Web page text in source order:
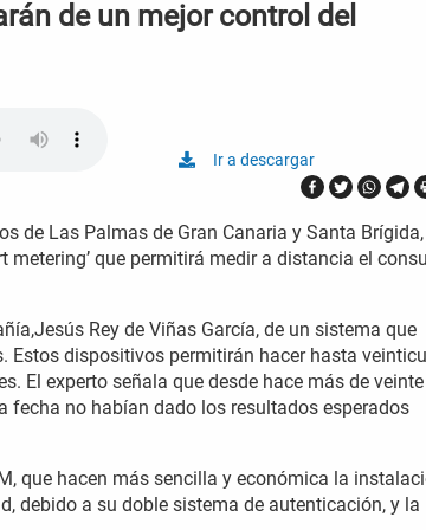
de un mejor control del
Ir a descargar
de Las Palmas de Gran Canaria y Santa
metering’ que permitirá medir a distancia el
Rey de Viñas García, de un sistema que
Estos dispositivos permitirán hacer hasta
El experto señala que desde hace más de veinte
fecha no habían dado los resultados esperados
que hacen más sencilla y económica la
debido a su doble sistema de autenticación, y la